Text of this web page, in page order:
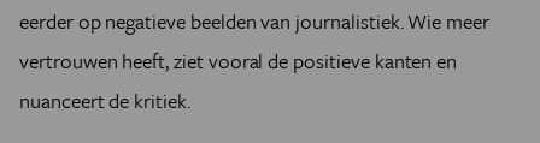
eerder op negatieve beelden van journalistiek. Wie meer
vertrouwen heeft, ziet vooral de positieve kanten en
nuanceert de kritiek.